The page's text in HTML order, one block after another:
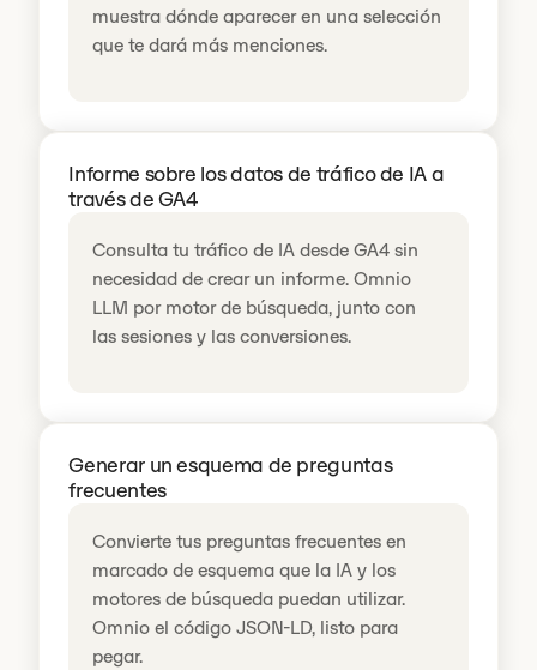
muestra dónde aparecer en una selección
que te dará más menciones.
Informe sobre los datos de tráfico de IA a
través de GA4
Consulta tu tráfico de IA desde GA4 sin
necesidad de crear un informe. Omnio
LLM por motor de búsqueda, junto con
las sesiones y las conversiones.
Generar un esquema de preguntas
frecuentes
Convierte tus preguntas frecuentes en
marcado de esquema que la IA y los
motores de búsqueda puedan utilizar.
Omnio el código JSON-LD, listo para
pegar.